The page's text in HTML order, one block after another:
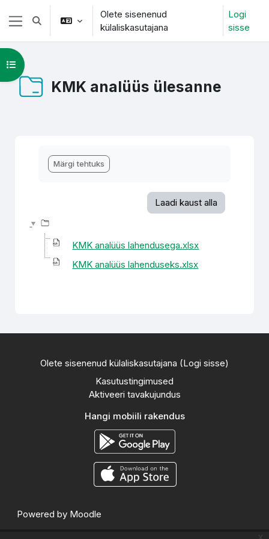
Jäta vahele peasisuni
x
Küljepaneel
Lülitab otsingu sisendi
Olete sisenenud
külaliskasutajana
Logi
sisse
KMK analüüs ülesanne
Ava kursuse sisukord
Märgi tehtuks
Laadi kaust alla
KMK analüüs lahendusega.xlsx
KMK analüüs lahenduseks.xlsx
Olete sisenenud külaliskasutajana (Logi sisse)
Kasutustingimused
Aktiveeri tavakujundus
Hangi mobiili rakendus
Powered by Moodle